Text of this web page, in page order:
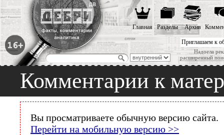
Приглашаем к
Надоела
расширенный
Главная Разделы Архив
Комментарии к
Вы просматриваете обычную версию сайта.
Перейти на мобильную версию >>